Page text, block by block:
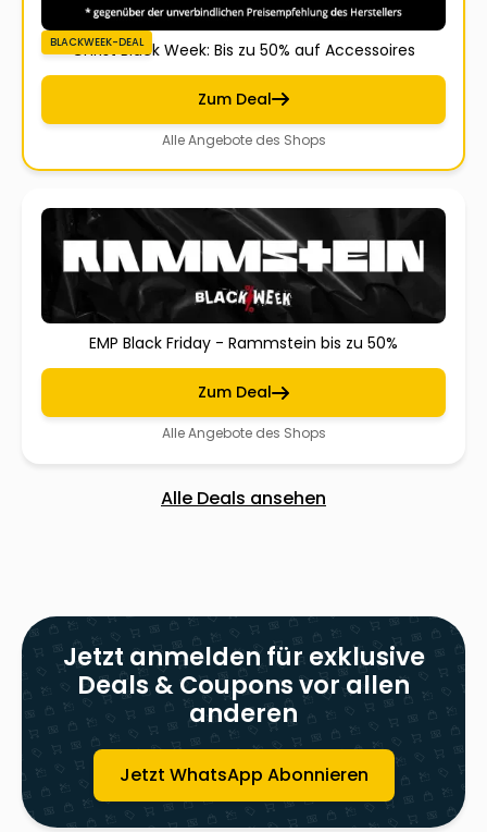
BLACKWEEK-DEAL
Christ Black Week: Bis zu 50% auf Accessoires
Zum Deal
Alle Angebote des Shops
EMP Black Friday - Rammstein bis zu 50%
Zum Deal
Alle Angebote des Shops
Alle Deals ansehen
Jetzt anmelden für exklusive
Deals & Coupons vor allen
anderen
Jetzt WhatsApp Abonnieren